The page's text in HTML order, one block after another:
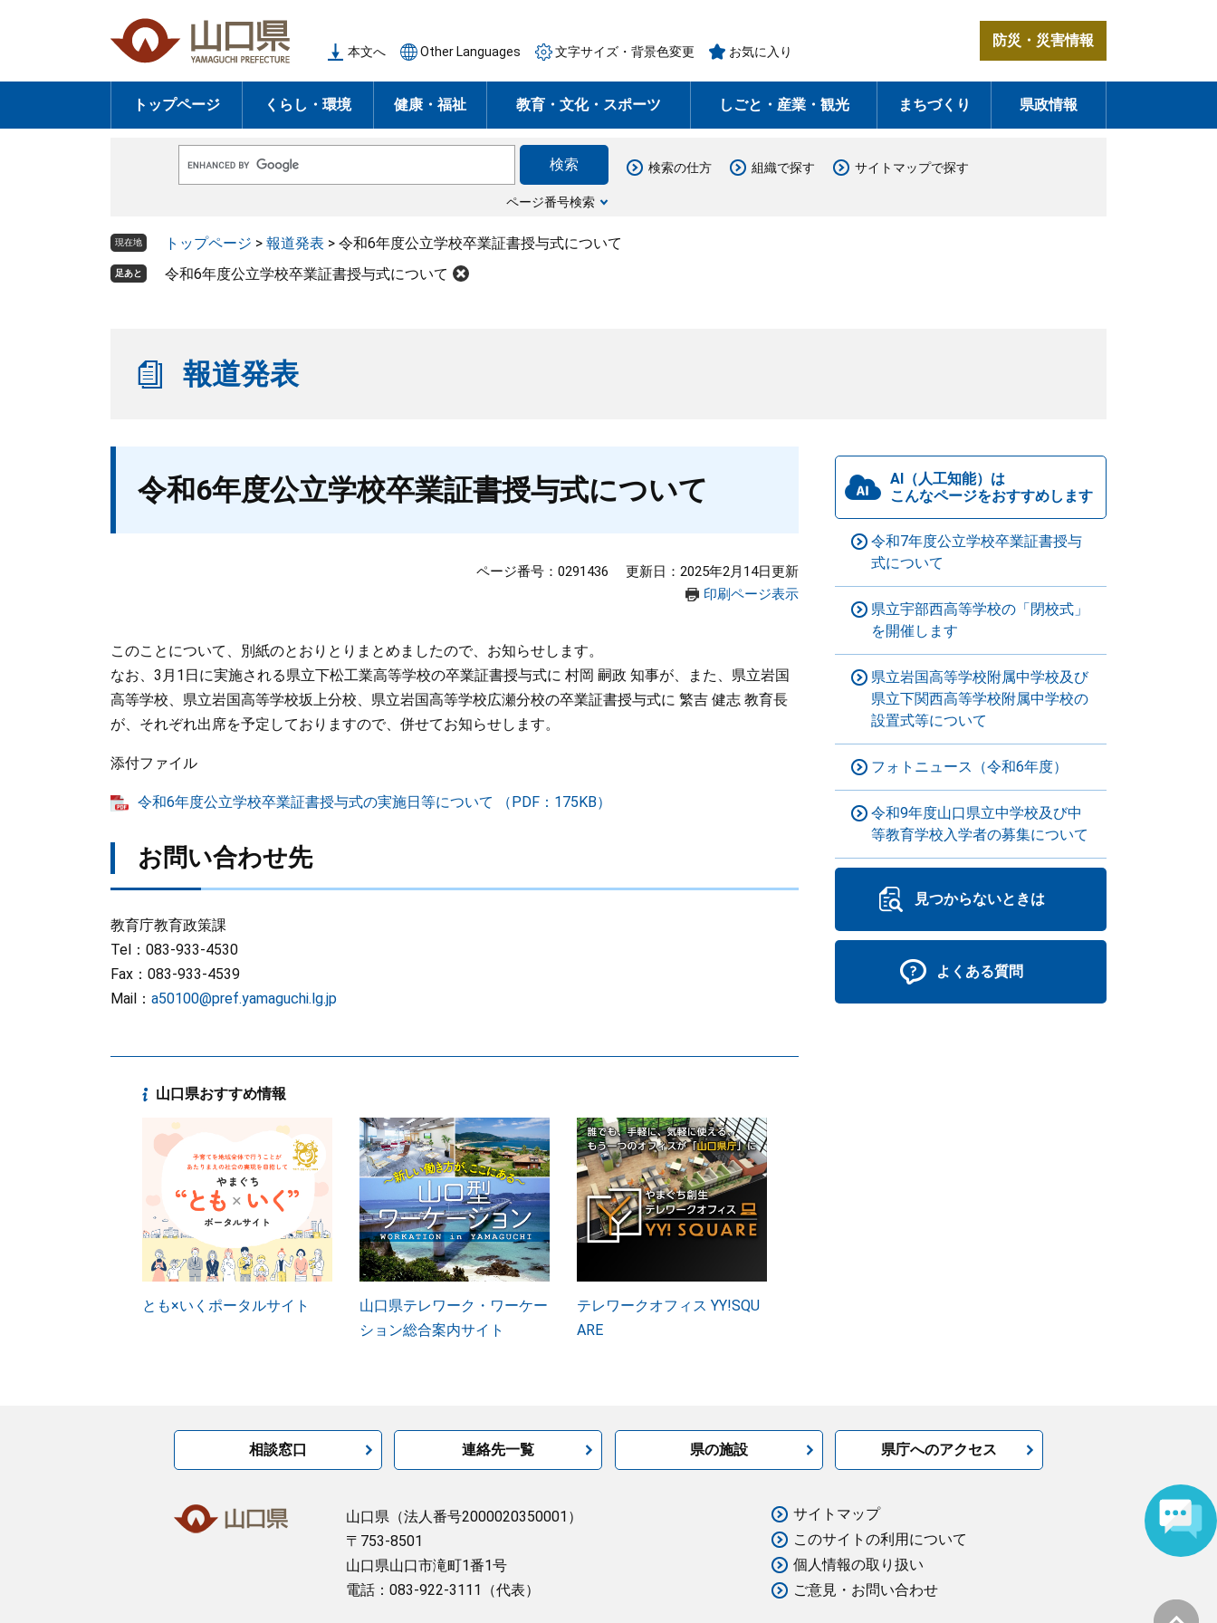
の
頭
ー
飛
本文へ Other Languages 文字サイズ・背景色変更 お気に入り
防災・災害情報
トップページ くらし・環境 健康・福祉 教育・文化・スポーツ しごと・産業・観光 まちづくり 県政情報
o
e
ス
ページ番号検索
検索の仕方 組織で探す サイトマップで探す
現在地 トップページ > 報道発表 > 令和6年度公立学校卒業証書授与式について
足あと 令和6年度公立学校卒業証書授与式について
報道発表
令和6年度公立学校卒業証書授与式について
ページ番号：0291436
更新日：2025年2月14日更新
印刷ページ表示
このことについて、別紙のとおりとりまとめましたので、お知らせします。
なお、3月1日に実施される県立下松工業高等学校の卒業証書授与式に 村岡 嗣政 知事が、また、県立岩国
高等学校、県立岩国高等学校坂上分校、県立岩国高等学校広瀬分校の卒業証書授与式に 繁吉 健志 教育長
が、それぞれ出席を予定しておりますので、併せてお知らせします。
添付ファイル
令和6年度公立学校卒業証書授与式の実施日等について （PDF：175KB）
お問い合わせ先
教育庁教育政策課
Tel：083-933-4530
Fax：083-933-4539
Mail： a50100@pref.yamaguchi.lg.jp
山口県おすすめ情報
とも×いくポータルサイト
山口県テレワーク・ワーケー
ション総合案内サイト
テレワークオフィス YY!SQU
ARE
AI（人工知能）は
こんなページをおすすめします
令和7年度公立学校卒業証書授与
式について
県立宇部西高等学校の「閉校式」
を開催します
県立岩国高等学校附属中学校及び
県立下関西高等学校附属中学校の
設置式等について
フォトニュース（令和6年度）
令和9年度山口県立中学校及び中
等教育学校入学者の募集について
見つからないときは
よくある質問
相談窓口 連絡先一覧 県の施設 県庁へのアクセス
山口県 （法人番号2000020350001）
〒753-8501
山口県山口市滝町1番1号
電話：083-922-3111（代表）
サイトマップ
このサイトの利用について
個人情報の取り扱い
ご意見・お問い合わせ